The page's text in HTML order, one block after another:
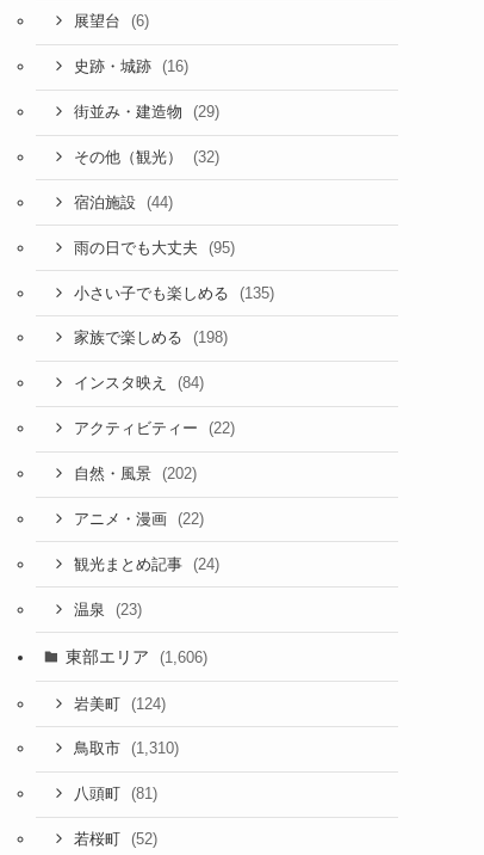
展望台 (6)
史跡・城跡 (16)
街並み・建造物 (29)
その他（観光） (32)
宿泊施設 (44)
雨の日でも大丈夫 (95)
小さい子でも楽しめる (135)
家族で楽しめる (198)
インスタ映え (84)
アクティビティー (22)
自然・風景 (202)
アニメ・漫画 (22)
観光まとめ記事 (24)
温泉 (23)
東部エリア (1,606)
岩美町 (124)
鳥取市 (1,310)
八頭町 (81)
若桜町 (52)